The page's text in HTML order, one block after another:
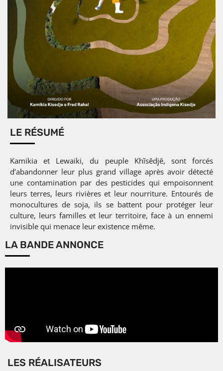
LE RÉSUMÉ
Kamikia et Lewaiki, du peuple Khĩsêdjê, sont forcés
d’abandonner leur plus grand village après avoir détecté
une contamination par des pesticides qui empoisonnent
leurs terres, leurs rivières et leur nourriture. Entourés de
monocultures de soja, ils se battent pour protéger leur
culture, leurs familles et leur territoire, face à un ennemi
invisible qui menace leur existence même.
LA BANDE ANNONCE
LES RÉALISATEURS